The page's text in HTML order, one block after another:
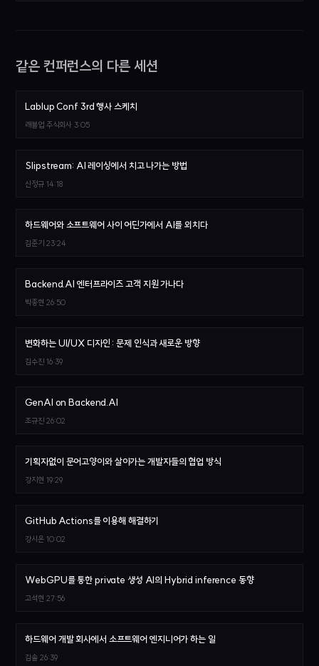
같은 컨퍼런스의 다른 세션
Lablup Conf 3rd 행사 스케치
래블업 주식회사 3:05
Slipstream: AI 레이싱에서 치고 나가는 방법
신정규 14:18
하드웨어와 소프트웨어 사이 어딘가에서 AI를 외치다
김준기 23:24
Backend.AI 엔터프라이즈 고객 지원 가나다
박종현 26:50
변화하는 UI/UX 디자인 : 문제 인식과 새로운 방향
김수진 16:39
GenAI on Backend.AI
조규진 26:02
기획자없이 문어고양이와 살아가는 개발자들의 협업 방식
강지현 19:29
GitHub Actions를 이용해 해결하기
강시온 10:02
WebGPU를 통한 private 생성 AI의 Hybrid inference 동향
고석현 27:56
하드웨어 개발 회사에서 소프트웨어 엔지니어가 하는 일
김솔 26:39